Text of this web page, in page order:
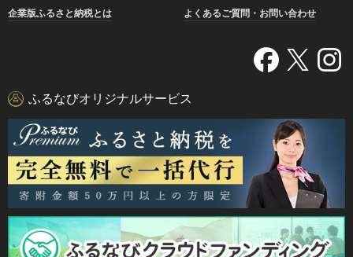
企業版ふるさと納税とは
よくあるご質問・お問い合わせ
ふるなびオリジナルサービス